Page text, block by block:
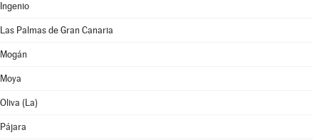
Ingenio
Las Palmas de Gran Canaria
Mogán
Moya
Oliva (La)
Pájara